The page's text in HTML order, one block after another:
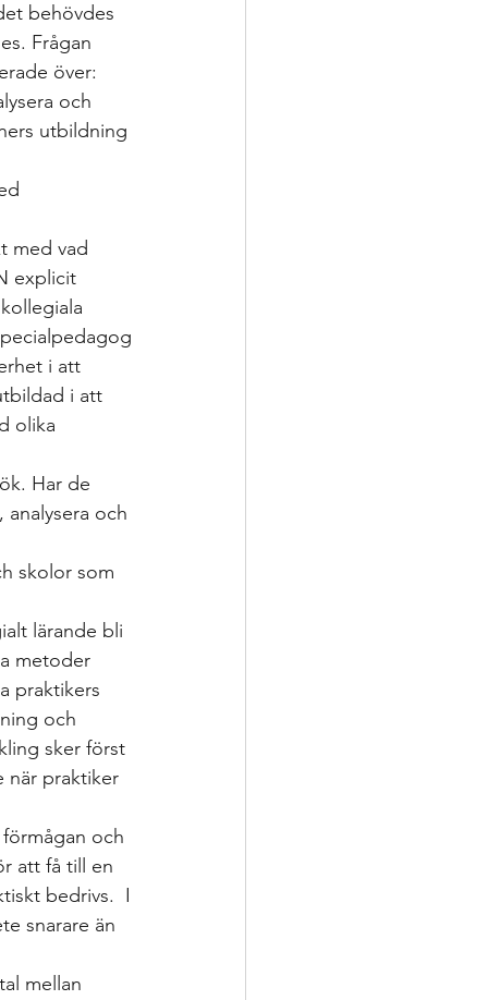
behövdes
Frågan
över:
och
utbildning
med vad
explicit
i att
i att
olika
Har de
och
skolor som
lärande bli
metoder
praktikers
och
sker först
när praktiker
och
att få till en
bedrivs.  I
snarare än
mellan